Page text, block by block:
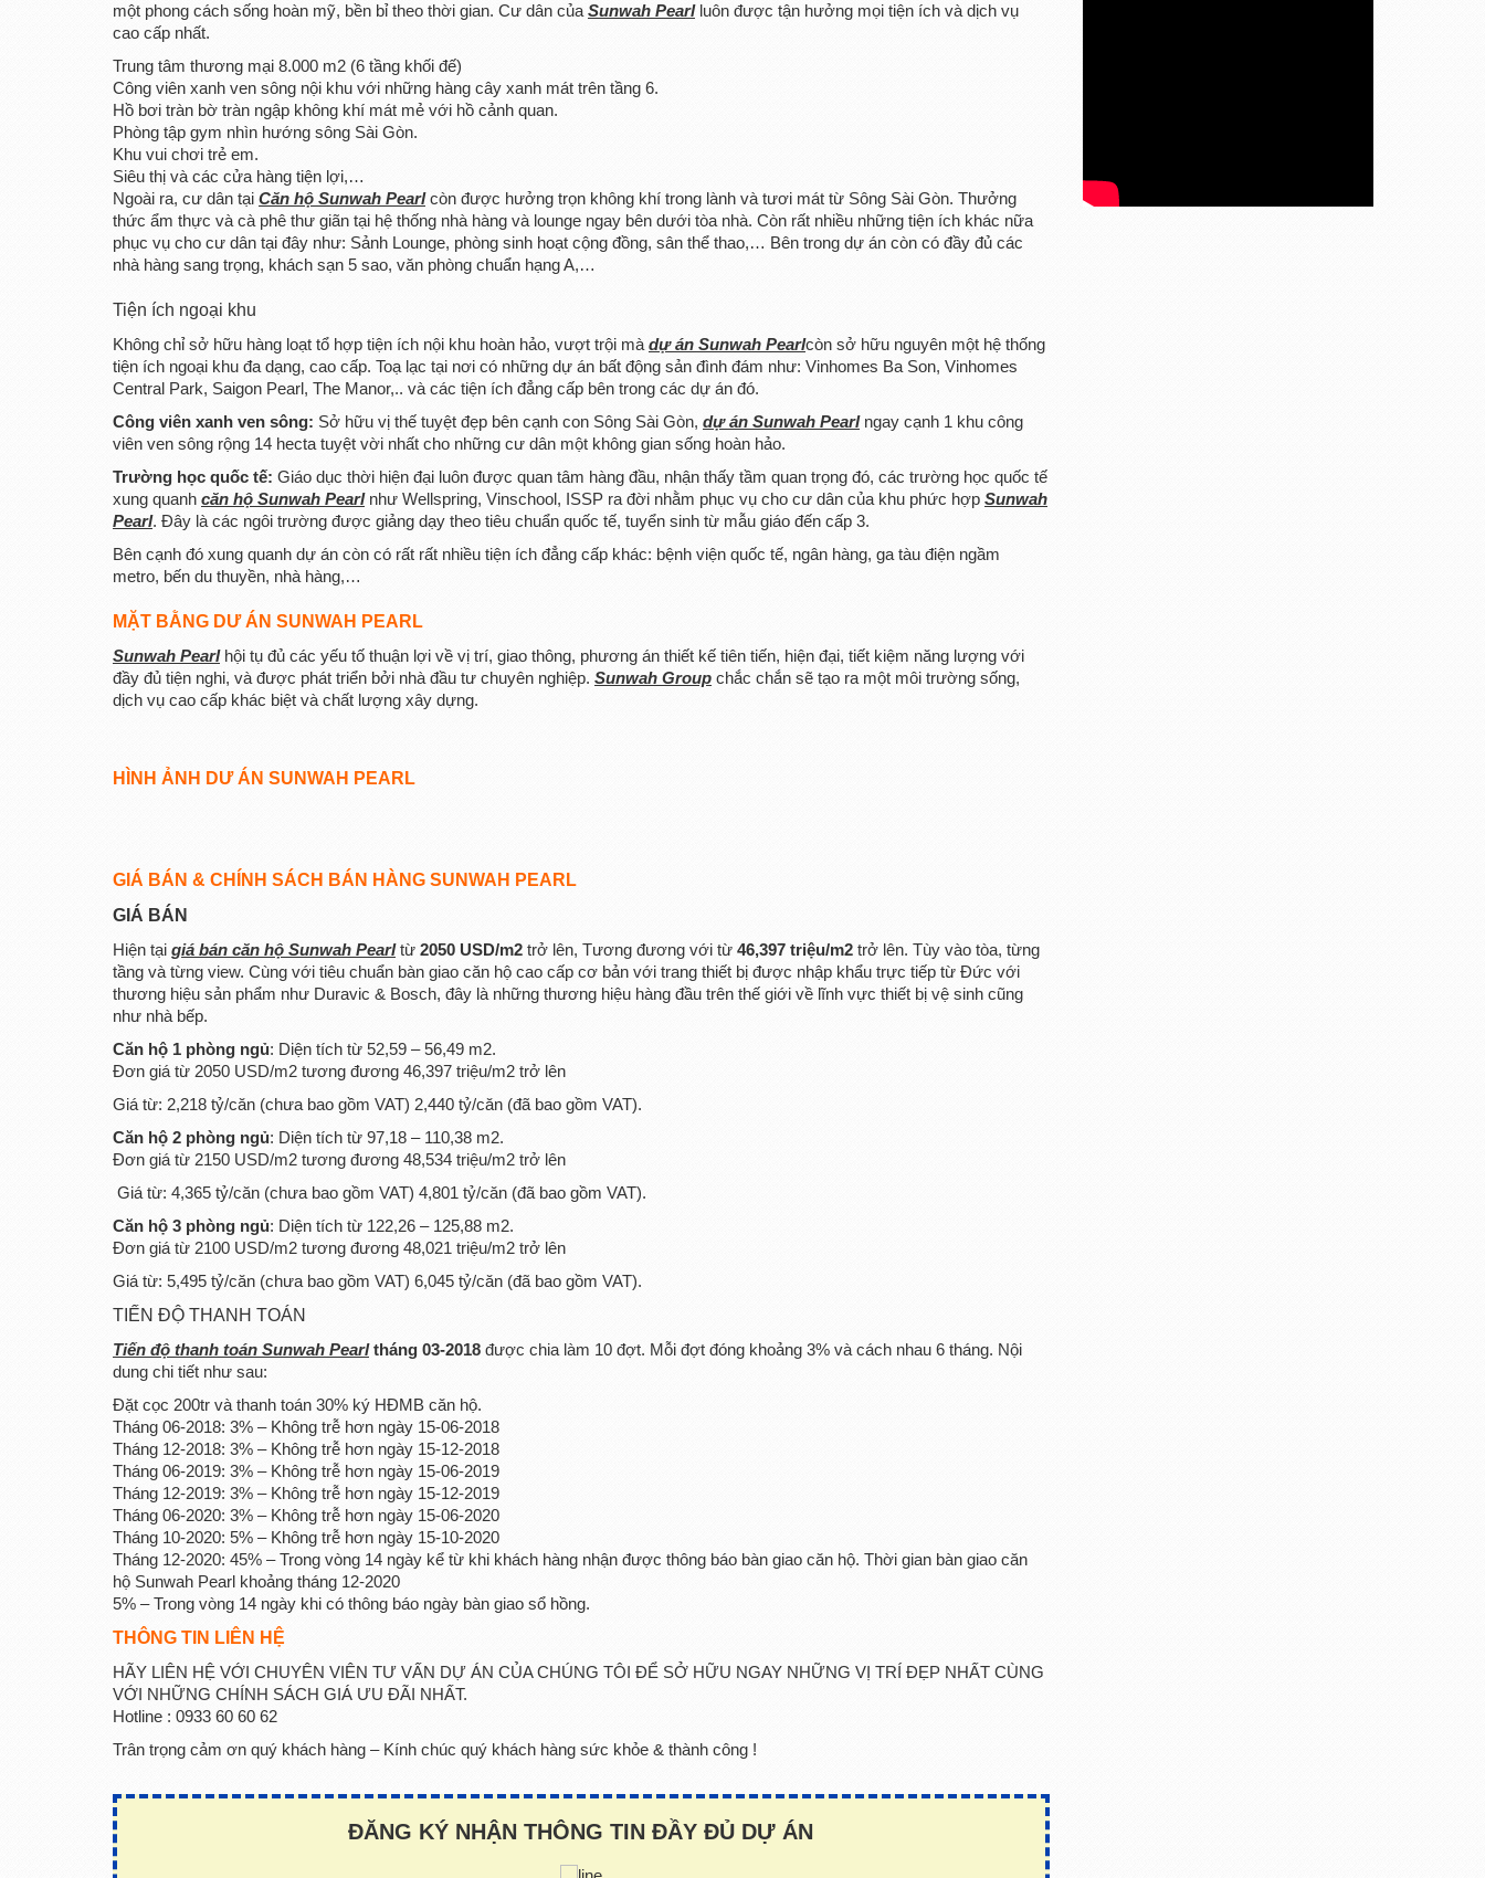
một phong cách sống hoàn mỹ, bền bỉ theo thời gian. Cư dân của Sunwah Pearlluôn được tận hưởng mọi tiện ích và dịch vụ
cao cấp nhất.
Trung tâm thương mại 8.000 m2 (6 tầng khối đế)
Công viên xanh ven sông nội khu với những hàng cây xanh mát trên tầng 6.
Hồ bơi tràn bờ tràn ngập không khí mát mẻ với hồ cảnh quan.
Phòng tập gym nhìn hướng sông Sài Gòn.
Khu vui chơi trẻ em.
Siêu thị và các cửa hàng tiện lợi,…
Ngoài ra, cư dân tại Căn hộ Sunwah Pearlcòn được hưởng trọn không khí trong lành và tươi mát từ Sông Sài Gòn. Thưởng
thức ẩm thực và cà phê thư giãn tại hệ thống nhà hàng và lounge ngay bên dưới tòa nhà. Còn rất nhiều những tiện ích khác nữa
phục vụ cho cư dân tại đây như: Sảnh Lounge, phòng sinh hoạt cộng đồng, sân thể thao,… Bên trong dự án còn có đầy đủ các
nhà hàng sang trọng, khách sạn 5 sao, văn phòng chuẩn hạng A,…
Tiện ích ngoại khu
Không chỉ sở hữu hàng loạt tổ hợp tiện ích nội khu hoàn hảo, vượt trội mà dự án Sunwah Pearlcòn sở hữu nguyên một hệ thống
tiện ích ngoại khu đa dạng, cao cấp. Toạ lạc tại nơi có những dự án bất động sản đình đám như: Vinhomes Ba Son, Vinhomes
Central Park, Saigon Pearl, The Manor,.. và các tiện ích đẳng cấp bên trong các dự án đó.
Công viên xanh ven sông: Sở hữu vị thế tuyệt đẹp bên cạnh con Sông Sài Gòn, dự án Sunwah Pearlngay cạnh 1 khu công
viên ven sông rộng 14 hecta tuyệt vời nhất cho những cư dân một không gian sống hoàn hảo.
Trường học quốc tế: Giáo dục thời hiện đại luôn được quan tâm hàng đầu, nhận thấy tầm quan trọng đó, các trường học quốc tế
xung quanh căn hộ Sunwah Pearlnhư Wellspring, Vinschool, ISSP ra đời nhằm phục vụ cho cư dân của khu phức hợp Sunwah
Pearl. Đây là các ngôi trường được giảng dạy theo tiêu chuẩn quốc tế, tuyển sinh từ mẫu giáo đến cấp 3.
Bên cạnh đó xung quanh dự án còn có rất rất nhiều tiện ích đẳng cấp khác: bệnh viện quốc tế, ngân hàng, ga tàu điện ngầm
metro, bến du thuyền, nhà hàng,…
MẶT BẰNG DƯ ÁN SUNWAH PEARL
Sunwah Pearlhội tụ đủ các yếu tố thuận lợi về vị trí, giao thông, phương án thiết kế tiên tiến, hiện đại, tiết kiệm năng lượng với
đầy đủ tiện nghi, và được phát triển bởi nhà đầu tư chuyên nghiệp. Sunwah Group chắc chắn sẽ tạo ra một môi trường sống,
dịch vụ cao cấp khác biệt và chất lượng xây dựng.
HÌNH ẢNH DƯ ÁN SUNWAH PEARL
GIÁ BÁN & CHÍNH SÁCH BÁN HÀNG SUNWAH PEARL
GIÁ BÁN
Hiện tại giá bán căn hộ Sunwah Pearltừ 2050 USD/m2 trở lên, Tương đương với từ 46,397 triệu/m2 trở lên. Tùy vào tòa, từng
tầng và từng view. Cùng với tiêu chuẩn bàn giao căn hộ cao cấp cơ bản với trang thiết bị được nhập khẩu trực tiếp từ Đức với
thương hiệu sản phẩm như Duravic & Bosch, đây là những thương hiệu hàng đầu trên thế giới về lĩnh vực thiết bị vệ sinh cũng
như nhà bếp.
Căn hộ 1 phòng ngủ: Diện tích từ 52,59 – 56,49 m2.
Đơn giá từ 2050 USD/m2 tương đương 46,397 triệu/m2 trở lên
Giá từ: 2,218 tỷ/căn (chưa bao gồm VAT) 2,440 tỷ/căn (đã bao gồm VAT).
Căn hộ 2 phòng ngủ: Diện tích từ 97,18 – 110,38 m2.
Đơn giá từ 2150 USD/m2 tương đương 48,534 triệu/m2 trở lên
Giá từ: 4,365 tỷ/căn (chưa bao gồm VAT) 4,801 tỷ/căn (đã bao gồm VAT).
Căn hộ 3 phòng ngủ: Diện tích từ 122,26 – 125,88 m2.
Đơn giá từ 2100 USD/m2 tương đương 48,021 triệu/m2 trở lên
Giá từ: 5,495 tỷ/căn (chưa bao gồm VAT) 6,045 tỷ/căn (đã bao gồm VAT).
TIẾN ĐỘ THANH TOÁN
Tiến độ thanh toán Sunwah Pearltháng 03-2018 được chia làm 10 đợt. Mỗi đợt đóng khoảng 3% và cách nhau 6 tháng. Nội
dung chi tiết như sau:
Đặt cọc 200tr và thanh toán 30% ký HĐMB căn hộ.
Tháng 06-2018: 3% – Không trễ hơn ngày 15-06-2018
Tháng 12-2018: 3% – Không trễ hơn ngày 15-12-2018
Tháng 06-2019: 3% – Không trễ hơn ngày 15-06-2019
Tháng 12-2019: 3% – Không trễ hơn ngày 15-12-2019
Tháng 06-2020: 3% – Không trễ hơn ngày 15-06-2020
Tháng 10-2020: 5% – Không trễ hơn ngày 15-10-2020
Tháng 12-2020: 45% – Trong vòng 14 ngày kể từ khi khách hàng nhận được thông báo bàn giao căn hộ. Thời gian bàn giao căn
hộ Sunwah Pearl khoảng tháng 12-2020
5% – Trong vòng 14 ngày khi có thông báo ngày bàn giao sổ hồng.
THÔNG TIN LIÊN HỆ
HÃY LIÊN HỆ VỚI CHUYÊN VIÊN TƯ VẤN DỰ ÁN CỦA CHÚNG TÔI ĐỂ SỞ HỮU NGAY NHỮNG VỊ TRÍ ĐẸP NHẤT CÙNG
VỚI NHỮNG CHÍNH SÁCH GIÁ ƯU ĐÃI NHẤT.
Hotline : 0933 60 60 62
Trân trọng cảm ơn quý khách hàng – Kính chúc quý khách hàng sức khỏe & thành công !
ĐĂNG KÝ NHẬN THÔNG TIN ĐẦY ĐỦ DỰ ÁN